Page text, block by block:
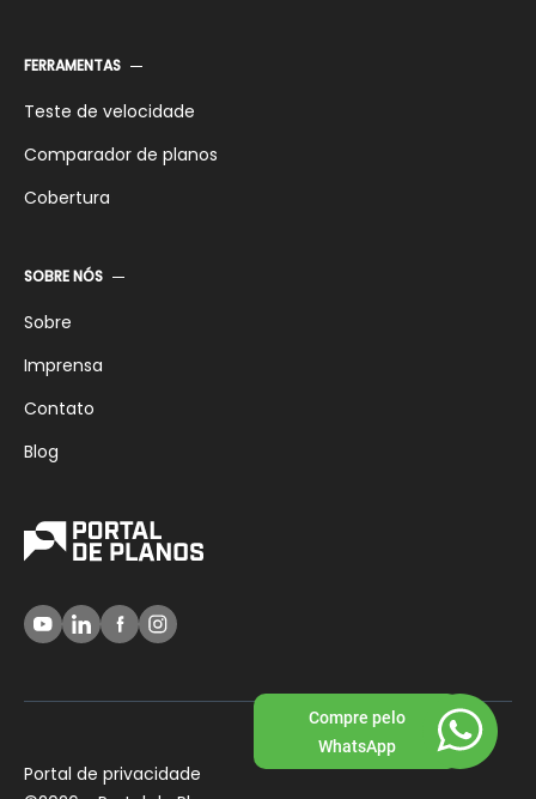
FERRAMENTAS
Teste de velocidade
Comparador de planos
Cobertura
SOBRE NÓS
Sobre
Imprensa
Contato
Blog
Portal de privacidade
Compre pelo
WhatsApp